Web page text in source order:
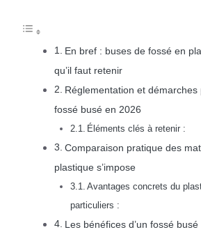
En bref : buses de fossé en
qu’il faut retenir
Réglementation et démarches
fossé busé en 2026
Éléments clés à retenir :
Comparaison pratique des
plastique s’impose
Avantages concrets du
particuliers :
Les bénéfices d’un fossé